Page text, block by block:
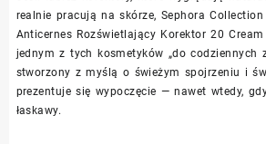
realnie pracują na skórze, Sephora
Anticernes Rozświetlający Korektor 20
jednym z tych kosmetyków „do codziennych
stworzony z myślą o świeżym spojrzeniu i
prezentuje się wypoczęcie — nawet wtedy,
łaskawy.